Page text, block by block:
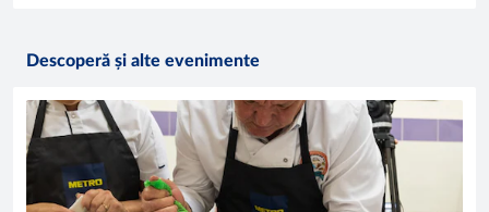
Descoperă și alte evenimente